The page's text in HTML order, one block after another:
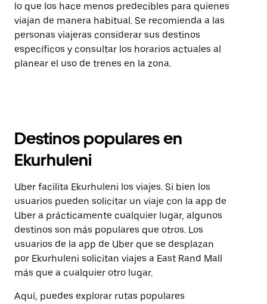
lo que los hace menos predecibles para quienes
viajan de manera habitual. Se recomienda a las
personas viajeras considerar sus destinos
específicos y consultar los horarios actuales al
planear el uso de trenes en la zona.
Destinos populares en
Ekurhuleni
Uber facilita Ekurhuleni los viajes. Si bien los
usuarios pueden solicitar un viaje con la app de
Uber a prácticamente cualquier lugar, algunos
destinos son más populares que otros. Los
usuarios de la app de Uber que se desplazan
por Ekurhuleni solicitan viajes a East Rand Mall
más que a cualquier otro lugar.
Aquí, puedes explorar rutas populares